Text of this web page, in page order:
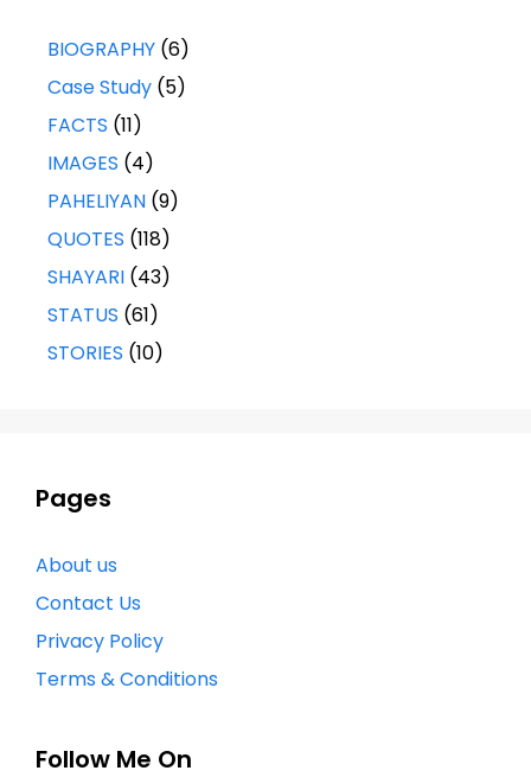
BIOGRAPHY (6)
Case Study (5)
FACTS (11)
IMAGES (4)
PAHELIYAN (9)
QUOTES (118)
SHAYARI (43)
STATUS (61)
STORIES (10)
Pages
About us
Contact Us
Privacy Policy
Terms & Conditions
Follow Me On